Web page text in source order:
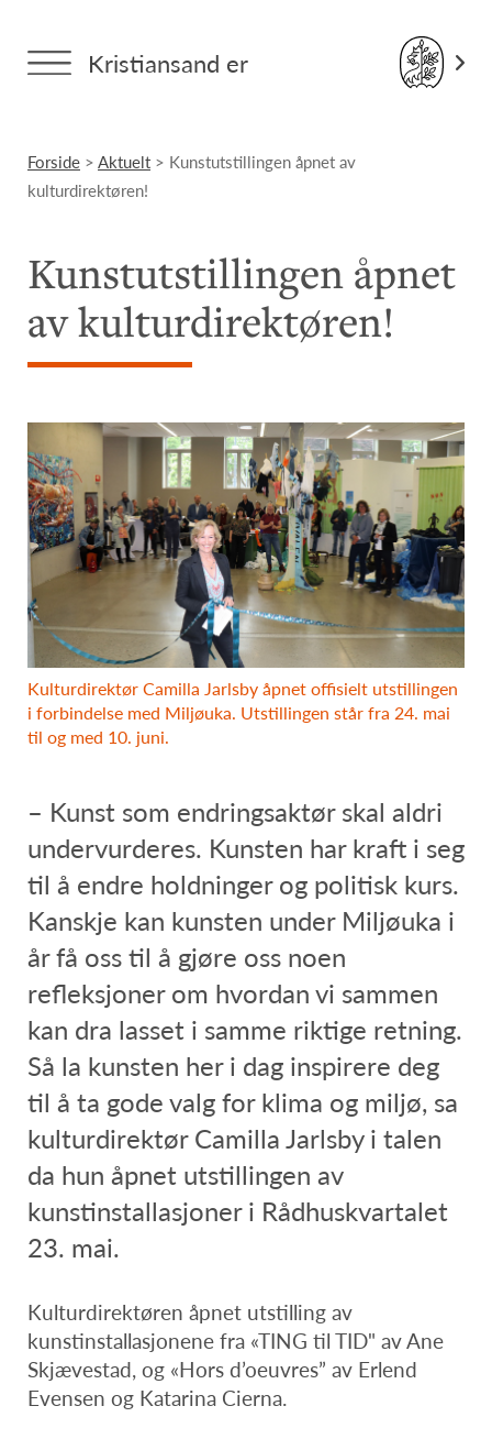
Kristiansand er
Forside >Aktuelt > Kunstutstillingen åpnet av
kulturdirektøren!
Kunstutstillingen åpnet
av kulturdirektøren!
Kulturdirektør Camilla Jarlsby åpnet offisielt utstillingen
i forbindelse med Miljøuka. Utstillingen står fra 24. mai
til og med 10. juni.
– Kunst som endringsaktør skal aldri
undervurderes. Kunsten har kraft i seg
til å endre holdninger og politisk kurs.
Kanskje kan kunsten under Miljøuka i
år få oss til å gjøre oss noen
refleksjoner om hvordan vi sammen
kan dra lasset i samme riktige retning.
Så la kunsten her i dag inspirere deg
til å ta gode valg for klima og miljø, sa
kulturdirektør Camilla Jarlsby i talen
da hun åpnet utstillingen av
kunstinstallasjoner i Rådhuskvartalet
23. mai.
Kulturdirektøren åpnet utstilling av
kunstinstallasjonene fra «TING til TID" av Ane
Skjævestad, og «Hors d’oeuvres” av Erlend
Evensen og Katarina Cierna.